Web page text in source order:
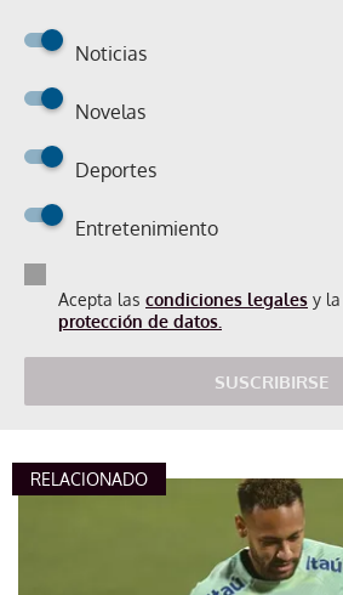
Noticias
Novelas
Deportes
Entretenimiento
Acepta las condiciones legales y la
protección de datos.
SUSCRIBIRSE
RELACIONADO